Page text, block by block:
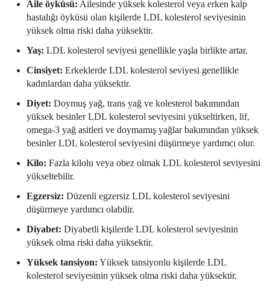
Aile öyküsü: Ailesinde yüksek kolesterol veya erken kalp
hastalığı öyküsü olan kişilerde LDL kolesterol seviyesinin
yüksek olma riski daha yüksektir.
Yaş: LDL kolesterol seviyesi genellikle yaşla birlikte artar.
Cinsiyet: Erkeklerde LDL kolesterol seviyesi genellikle
kadınlardan daha yüksektir.
Diyet: Doymuş yağ, trans yağ ve kolesterol bakımından
yüksek besinler LDL kolesterol seviyesini yükseltirken, lif,
omega-3 yağ asitleri ve doymamış yağlar bakımından yüksek
besinler LDL kolesterol seviyesini düşürmeye yardımcı olur.
Kilo: Fazla kilolu veya obez olmak LDL kolesterol seviyesini
yükseltebilir.
Egzersiz: Düzenli egzersiz LDL kolesterol seviyesini
düşürmeye yardımcı olabilir.
Diyabet: Diyabetli kişilerde LDL kolesterol seviyesinin
yüksek olma riski daha yüksektir.
Yüksek tansiyon: Yüksek tansiyonlu kişilerde LDL
kolesterol seviyesinin yüksek olma riski daha yüksektir.